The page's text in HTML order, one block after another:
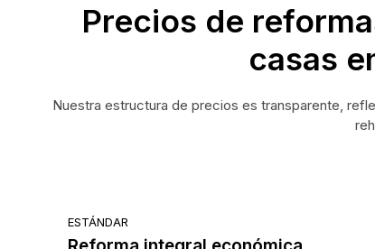
Precios de
casas
Nuestra estructura de precios es transparente,
ESTÁNDAR